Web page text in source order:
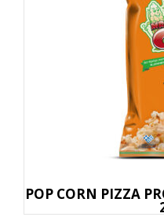
POP CORN PIZZA